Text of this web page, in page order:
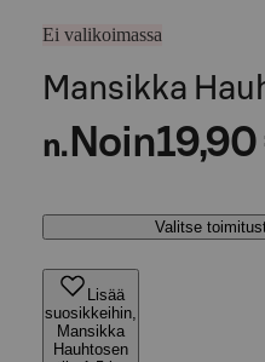
Ei valikoimassa
Mansikka
n. Noin19,90
Valitse
Lisää
suosikkeihin,
Mansikka
Hauhtosen